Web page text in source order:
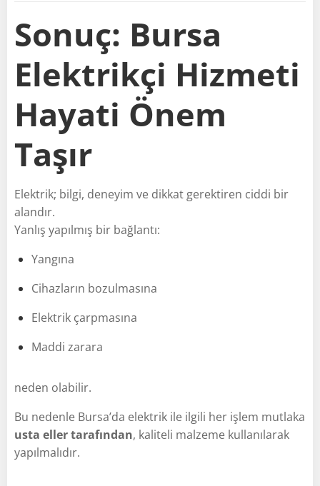
Sonuç: Bursa
Elektrikçi Hizmeti
Hayati Önem
Taşır
Elektrik; bilgi, deneyim ve dikkat gerektiren ciddi bir
alandır.
Yanlış yapılmış bir bağlantı:
Yangına
Cihazların bozulmasına
Elektrik çarpmasına
Maddi zarara
neden olabilir.
Bu nedenle Bursa’da elektrik ile ilgili her işlem mutlaka
usta eller tarafından, kaliteli malzeme kullanılarak
yapılmalıdır.